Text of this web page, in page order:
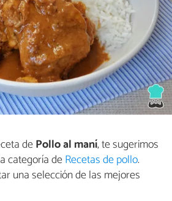
dePollo al maní, te sugerimos
categoría deRecetas de pollo.
una selección de las mejores